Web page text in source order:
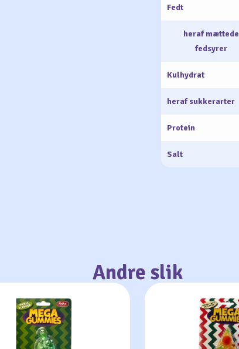
Fedt
heraf mættede
fedsyrer
Kulhydrat
heraf sukkerarter
Protein
Salt
Andre slik